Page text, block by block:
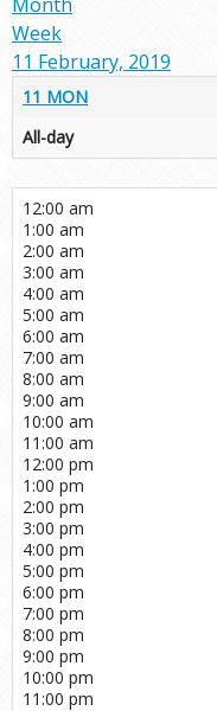
Week
11 February, 2019
11 MON
All-day
12:00 am
1:00 am
2:00 am
3:00 am
4:00 am
5:00 am
6:00 am
7:00 am
8:00 am
9:00 am
10:00 am
11:00 am
12:00 pm
1:00 pm
2:00 pm
3:00 pm
4:00 pm
5:00 pm
6:00 pm
7:00 pm
8:00 pm
9:00 pm
10:00 pm
11:00 pm